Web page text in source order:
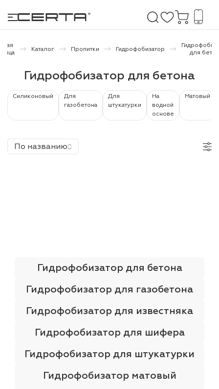
покрытия
и дачи
бетону,
Каталог Пропитки Гидрофобизатор
для
Гидрофобизатор для бетона
Силиконовый
Для
газобетона
Для
штукатурки
На
водной
основе
Матовый
По названию
Гидрофобизатор для бетона
Гидрофобизатор для газобетона
Гидрофобизатор для известняка
Гидрофобизатор для шифера
Гидрофобизатор для штукатурки
Гидрофобизатор матовый